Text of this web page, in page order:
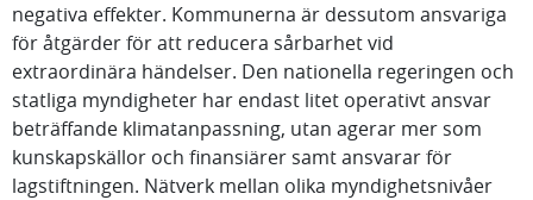
negativa effekter. Kommunerna är dessutom ansvariga
för åtgärder för att reducera sårbarhet vid
extraordinära händelser. Den nationella regeringen och
statliga myndigheter har endast litet operativt ansvar
beträffande klimatanpassning, utan agerar mer som
kunskapskällor och finansiärer samt ansvarar för
lagstiftningen. Nätverk mellan olika myndighetsnivåer